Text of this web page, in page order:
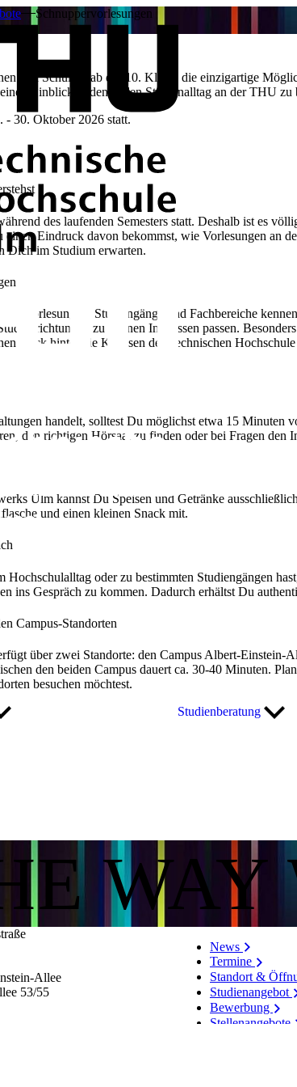
Schnuppervorlesungen
und Schülern ab der 10. Klasse die einzigartige
Einblick in den realen Studienalltag an der THU zu
- 30. Oktober 2026 statt.
des laufenden Semesters statt. Deshalb ist es
Eindruck davon bekommst, wie Vorlesungen an
Dich im Studium erwarten.
Vorlesungen, Studiengänge und Fachbereiche
zu Deinen Interessen passen.
Blick hinter die Kulissen der Technischen
handelt, solltest Du möglichst etwa 15 Minuten
den richtigen Hörsaal zu finden oder bei Fragen den
Ulm kannst Du Speisen und Getränke
und einen kleinen Snack mit.
oder zu bestimmten Studiengängen
ins Gespräch zu kommen. Dadurch erhältst Du
Campus-Standorten
über zwei Standorte: den Campus Albert-Einstein-
den beiden Campus dauert ca. 30-40 Minuten.
besuchen möchtest.
Studienberatung
WAY
Allee
53/​55
News
Termine
Standort &
Studienangebot
Bewerbung
Stellenangebote